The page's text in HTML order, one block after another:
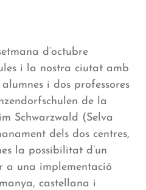
d’octubre
i la nostra ciutat amb
i dos professores
de la
Schwarzwald (Selva
dels dos centres,
la possibilitat d’un
a una implementació
castellana i